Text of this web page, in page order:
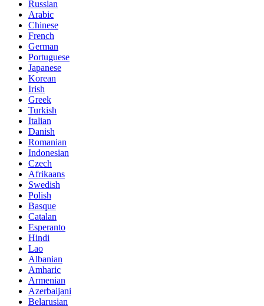
Russian
Arabic
Chinese
French
German
Portuguese
Japanese
Korean
Irish
Greek
Turkish
Italian
Danish
Romanian
Indonesian
Czech
Afrikaans
Swedish
Polish
Basque
Catalan
Esperanto
Hindi
Lao
Albanian
Amharic
Armenian
Azerbaijani
Belarusian